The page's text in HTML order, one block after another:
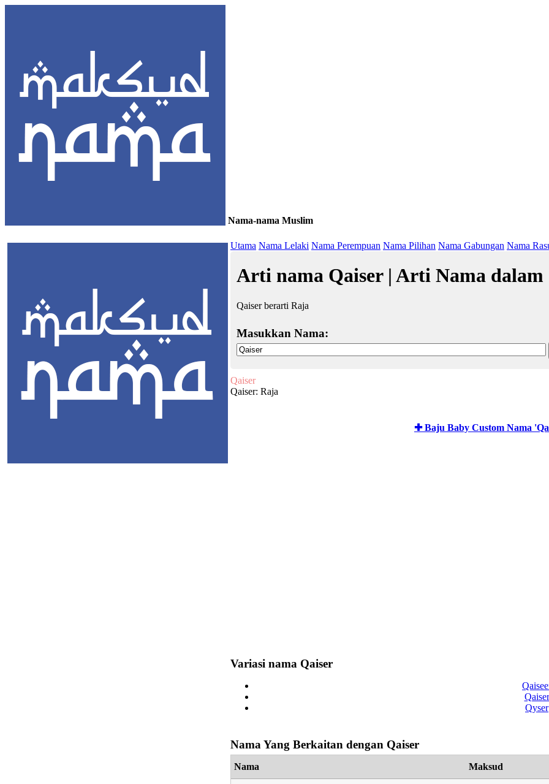
Nama-nama Muslim
Utama Nama Lelaki Nama Perempuan Nama Pilihan Nama Gabungan Nama
Arti nama Qaiser | Arti Nama dalam
Qaiser berarti Raja
Masukkan Nama:
Qaiser
Qaiser: Raja
✚ Baju Baby Custom Nama
Variasi nama Qaiser
Qaiser
Qyser
Nama Yang Berkaitan dengan Qaiser
Nama Maksud